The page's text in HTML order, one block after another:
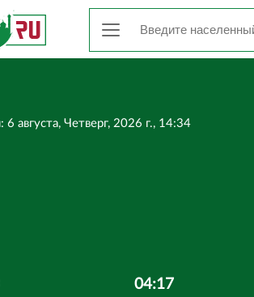
6 августа, Четверг, 2026 г., 14:34
04:17